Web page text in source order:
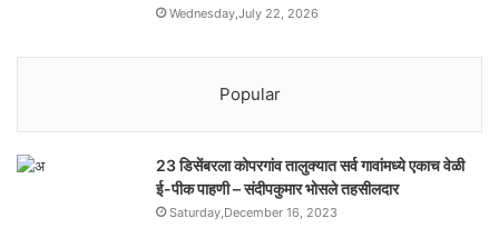
Wednesday,July 22, 2026
Popular
23 डिसेंबरला कोपरगांव तालुक्‍यात सर्व गावांमध्ये एकाच वेळी
ई-पीक पाहणी – संदीपकुमार भोसले तहसीलदार
Saturday,December 16, 2023